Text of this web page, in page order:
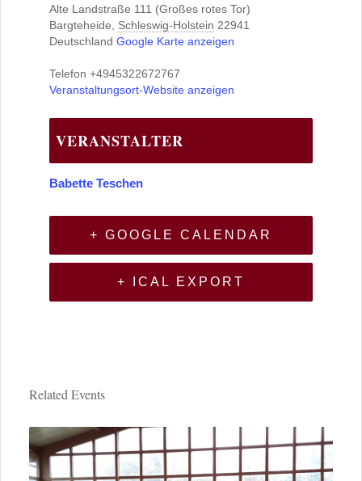
Alte Landstraße 111 (Großes rotes Tor)
Bargteheide, Schleswig-Holstein 22941
Deutschland Google Karte anzeigen
Telefon +4945322672767
Veranstaltungsort-Website anzeigen
VERANSTALTER
Babette Teschen
+ GOOGLE CALENDAR
+ ICAL EXPORT
Related Events